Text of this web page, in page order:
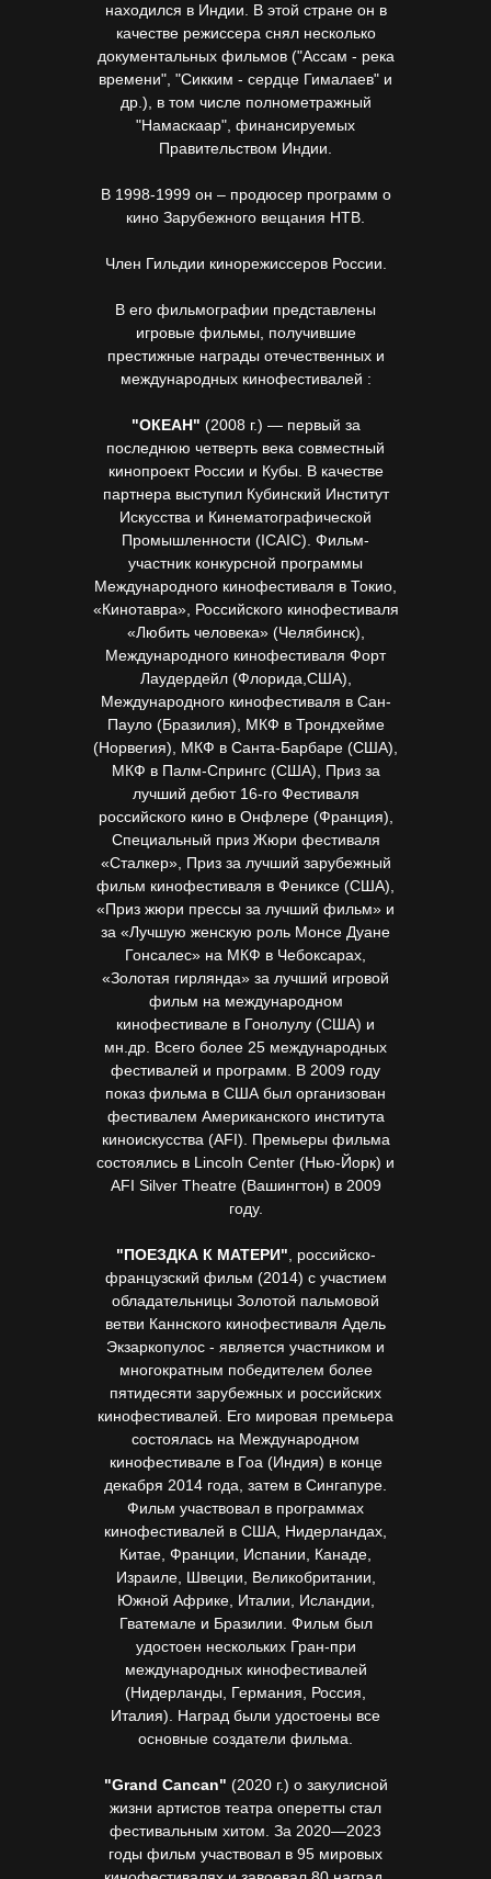
находился в Индии. В этой стране он в
качестве режиссера снял несколько
документальных фильмов ("Ассам - река
времени", "Сикким - сердце Гималаев" и
др.), в том числе полнометражный
"Намаскаар", финансируемых
Правительством Индии.
В 1998-1999 он – продюсер программ о
кино Зарубежного вещания НТВ.
Член Гильдии кинорежиссеров России.
В его фильмографии представлены
игровые фильмы, получившие
престижные награды отечественных и
международных кинофестивалей :
"ОКЕАН" (2008 г.) — первый за
последнюю четверть века совместный
кинопроект России и Кубы. В качестве
партнера выступил Кубинский Институт
Искусства и Кинематографической
Промышленности (ICAIC). Фильм-
участник конкурсной программы
Международного кинофестиваля в Токио,
«Кинотавра», Российского кинофестиваля
«Любить человека» (Челябинск),
Международного кинофестиваля Форт
Лаудердейл (Флорида,США),
Международного кинофестиваля в Сан-
Пауло (Бразилия), МКФ в Трондхейме
(Норвегия), МКФ в Санта-Барбаре (США),
МКФ в Палм-Спрингс (США), Приз за
лучший дебют 16-го Фестиваля
российского кино в Онфлере (Франция),
Специальный приз Жюри фестиваля
«Сталкер», Приз за лучший зарубежный
фильм кинофестиваля в Фениксе (США),
«Приз жюри прессы за лучший фильм» и
за «Лучшую женскую роль Монсе Дуане
Гонсалес» на МКФ в Чебоксарах,
«Золотая гирлянда» за лучший игровой
фильм на международном
кинофестивале в Гонолулу (США) и
мн.др. Всего более 25 международных
фестивалей и программ. В 2009 году
показ фильма в США был организован
фестивалем Американского института
киноискусства (AFI). Премьеры фильма
состоялись в Lincoln Center (Нью-Йорк) и
AFI Silver Theatre (Вашингтон) в 2009
году.
"ПОЕЗДКА К МАТЕРИ" , российско-
французский фильм (2014) с участием
обладательницы Золотой пальмовой
ветви Каннского кинофестиваля Адель
Экзаркопулос - является участником и
многократным победителем более
пятидесяти зарубежных и российских
кинофестивалей. Его мировая премьера
состоялась на Международном
кинофестивале в Гоа (Индия) в конце
декабря 2014 года, затем в Сингапуре.
Фильм участвовал в программах
кинофестивалей в США, Нидерландах,
Китае, Франции, Испании, Канаде,
Израиле, Швеции, Великобритании,
Южной Африке, Италии, Исландии,
Гватемале и Бразилии. Фильм был
удостоен нескольких Гран-при
международных кинофестивалей
(Нидерланды, Германия, Россия,
Италия). Наград были удостоены все
основные создатели фильма.
"Grand Cancan" (2020 г.) о закулисной
жизни артистов театра оперетты стал
фестивальным хитом. За 2020—2023
годы фильм участвовал в 95 мировых